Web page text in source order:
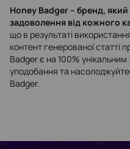
Honey Badger – бренд,
задоволення від кожного
що в результаті
контент генерованої статті
Badger є на 100%
уподобання та
Badger.